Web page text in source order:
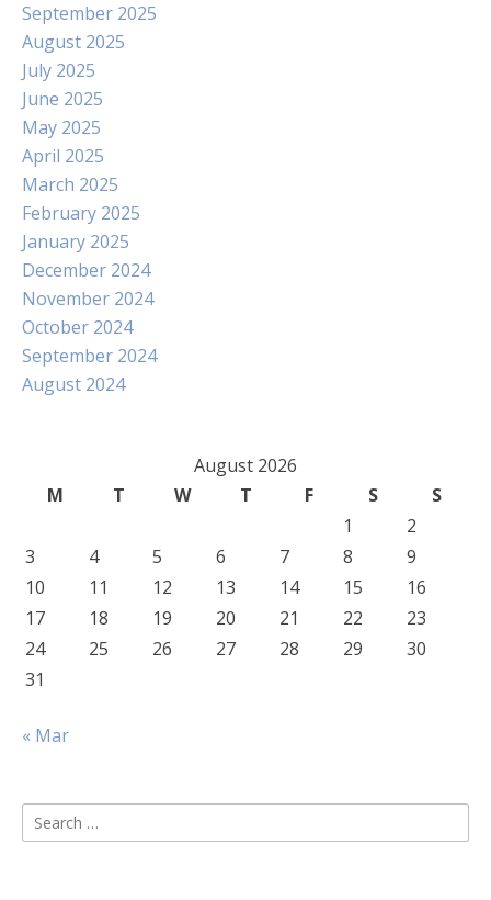
September 2025
August 2025
July 2025
June 2025
May 2025
April 2025
March 2025
February 2025
January 2025
December 2024
November 2024
October 2024
September 2024
August 2024
August 2026
M
T W T F S
S
1
2
3
4 5 6 7 8
9
10
11 12 13 14 15
16
17
18 19 20 21 22
23
24
25 26 27 28 29
30
31
« Mar
Search
for: